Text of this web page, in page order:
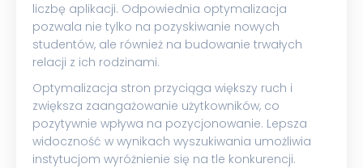
liczbę aplikacji. Odpowiednia optymalizacja
pozwala nie tylko na pozyskiwanie nowych
studentów, ale również na budowanie trwałych
relacji z ich rodzinami.
Optymalizacja stron przyciąga większy ruch i
zwiększa zaangażowanie użytkowników, co
pozytywnie wpływa na pozycjonowanie. Lepsza
widoczność w wynikach wyszukiwania umożliwia
instytucjom wyróżnienie się na tle konkurencji.